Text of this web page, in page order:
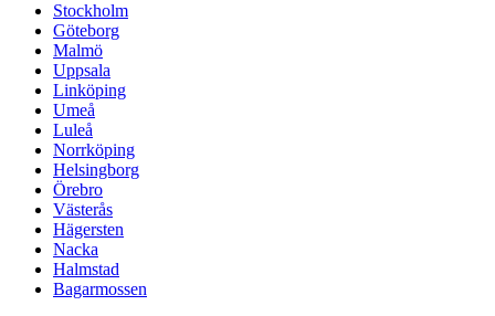
Stockholm
Göteborg
Malmö
Uppsala
Linköping
Umeå
Luleå
Norrköping
Helsingborg
Örebro
Västerås
Hägersten
Nacka
Halmstad
Bagarmossen